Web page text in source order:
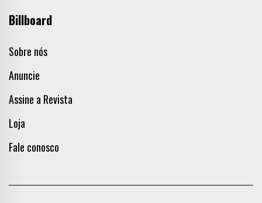
Billboard
Sobre nós
Anuncie
Assine a Revista
Loja
Fale conosco